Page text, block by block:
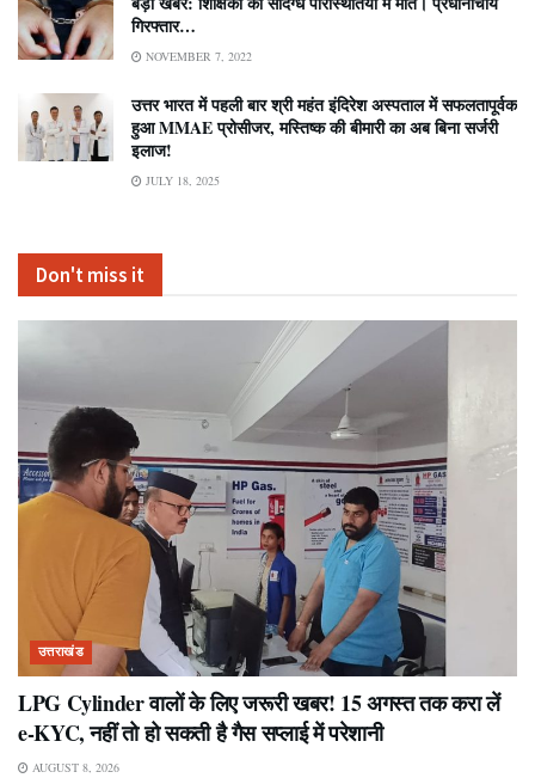
गिरफ्तार…
NOVEMBER 7, 2022
उत्तर भारत में पहली बार श्री महंत इंदिरेश अस्पताल में सफलतापूर्वक
हुआ MMAE प्रोसीजर, मस्तिष्क की बीमारी का अब बिना सर्जरी
इलाज!
JULY 18, 2025
Don't miss it
उत्तराखंड
LPG Cylinder वालों के लिए जरूरी खबर! 15 अगस्त तक करा लें
e-KYC, नहीं तो हो सकती है गैस सप्लाई में परेशानी
AUGUST 8, 2026